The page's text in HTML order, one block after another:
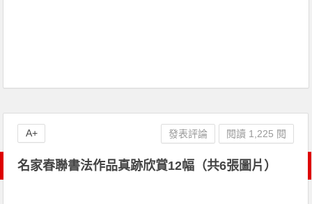
名家春聯書法作品真跡欣賞12幅（共6張圖片）
發表評論 閱讀 1,225 閱
A+